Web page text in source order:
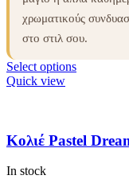
χρωματικούς
στο στιλ σου.
Select options
Quick view
Κολιέ Pastel
In stock